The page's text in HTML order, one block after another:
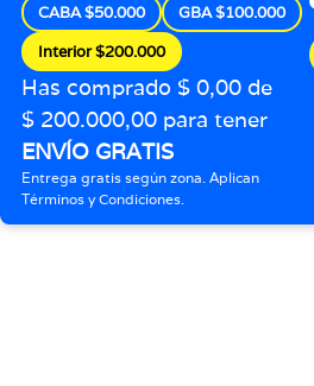
CABA $50.000
GBA $100.000
Interior $200.000
Has comprado $ 0,00 de
$ 200.000,00 para tener
ENVÍO GRATIS
Entrega gratis según zona. Aplican
Términos y Condiciones.